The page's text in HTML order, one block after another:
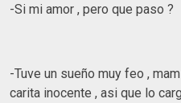
-Si mi amor , pero que paso ?
-Tuve un sueño muy feo ,
carita inocente , asi que lo